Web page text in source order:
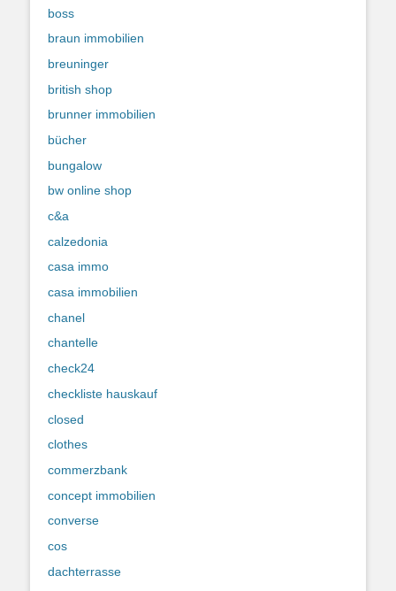
boss
braun immobilien
breuninger
british shop
brunner immobilien
bücher
bungalow
bw online shop
c&a
calzedonia
casa immo
casa immobilien
chanel
chantelle
check24
checkliste hauskauf
closed
clothes
commerzbank
concept immobilien
converse
cos
dachterrasse